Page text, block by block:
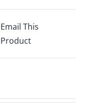
Email This
Product